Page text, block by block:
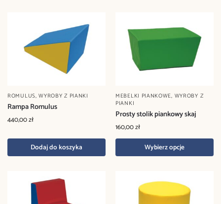
ROMULUS,WYROBY Z PIANKI
Rampa Romulus
440,00zł
Dodaj do koszyka
MEBELKI PIANKOWE, WYROBY Z
PIANKI
Prosty stolik piankowy skaj
160,00zł
Wybierz opcje